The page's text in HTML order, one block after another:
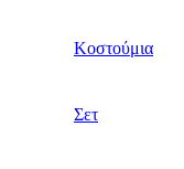
Κοστούμια
Σετ